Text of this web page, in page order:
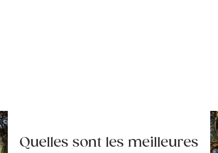
Quelles sont les meilleures